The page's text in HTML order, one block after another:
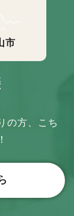
市
の方、
こち